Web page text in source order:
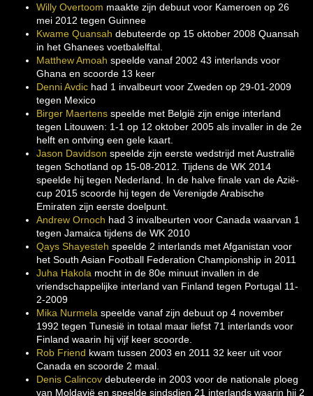
Willy Overtoom maakte zijn debuut voor Kameroen op 26
mei 2012 tegen Guinnee
Kwame Quansah debuteerde op 15 oktober 2008 Quansah
in het Ghanees voetbalelftal.
Matthew Amoah speelde vanaf 2002 43 interlands voor
Ghana en scoorde 13 keer
Denni Avdic had 1 invalbeurt voor Zweden op 29-01-2009
tegen Mexico
Birger Maertens speelde met België zijn enige interland
tegen Litouwen: 1-1 op 12 oktober 2005 als invaller in de 2e
helft en ontving een gele kaart.
Jason Davidson speelde zijn eerste wedstrijd met Australië
tegen Schotland op 15-08-2012. Tijdens de WK 2014
speelde hij tegen Nederland. In de halve finale van de Azië-
cup 2015 scoorde hij tegen de Verenigde Arabische
Emiraten zijn eerste doelpunt.
Andrew Ornoch had 3 invalbeurten voor Canada waarvan 1
tegen Jamaica tijdens de WK 2010
Qays Shayesteh speelde 2 interlands met Afganistan voor
het South Asian Football Federation Championship in 2011
Juha Hakola mocht in de 80e minuut invallen in de
vriendschappelijke interland van Finland tegen Portugal 11-
2-2009
Mika Nurmela speelde vanaf zijn debuut op 4 november
1992 tegen Tunesië in totaal maar liefst 71 interlands voor
Finland waarin hij vijf keer scoorde.
Rob Friend kwam tussen 2003 en 2011 32 keer uit voor
Canada en scoorde 2 maal.
Denis Calincov debuteerde in 2003 voor de nationale ploeg
van Moldavië en speelde sindsdien 21 interlands waarin hij 2